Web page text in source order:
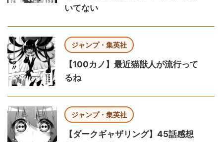
いてない
ジャンプ・集英社
【100カノ】最近猫獣人が流行って
るね
ジャンプ・集英社
【ダークギャザリング】45話感想